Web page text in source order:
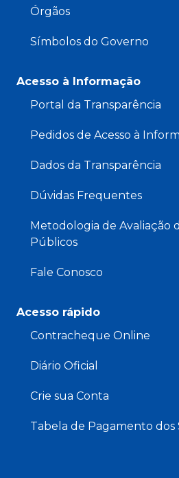
Órgãos
Símbolos do Governo
Acesso à Informação
Portal da Transparência
Pedidos de Acesso à
Dados da Transparência
Dúvidas Frequentes
Metodologia de Avaliação
Públicos
Fale Conosco
Acesso rápido
Contracheque Online
Diário Oficial
Crie sua Conta
Tabela de Pagamento dos